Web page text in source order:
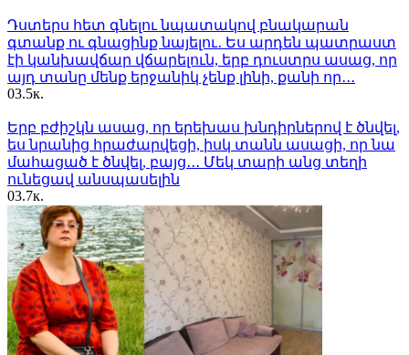
Դստերս հետ գնելու նպատակով բնակարան
գտանք ու գնացինք նայելու․ Ես արդեն պատրաստ
էի կանխավճար վճարելուն, երբ դուստրս ասաց, որ
այդ տանը մենք երջանիկ չենք լինի, քանի որ․․․
03.5к.
Երբ բժիշկն ասաց, որ երեխաս խնդիրներով է ծնվել,
ես նրանից հրաժարվեցի, իսկ տանն ասացի, որ նա
մահացած է ծնվել, բայց․․․ Մեկ տարի անց տեղի
ունեցավ անսպասելին
03.7к.